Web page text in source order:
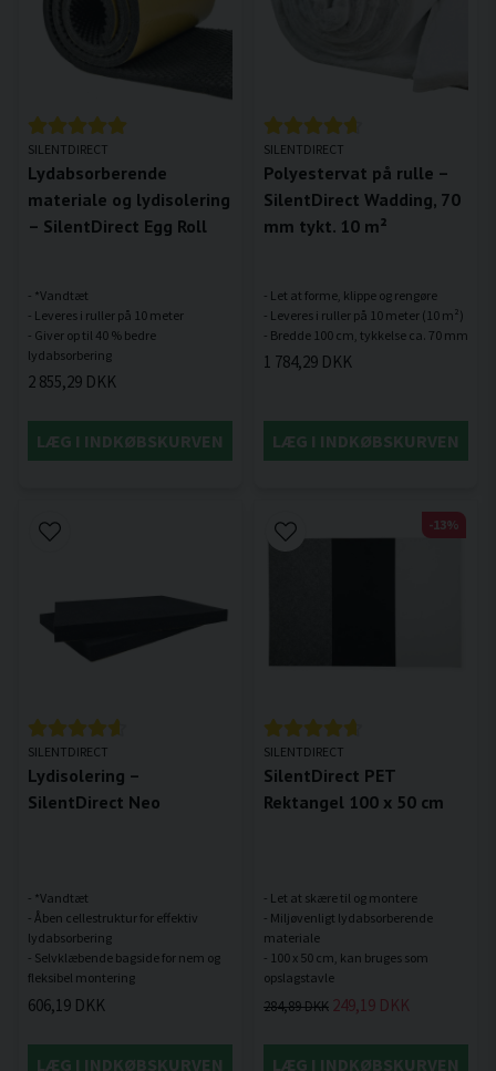
SILENTDIRECT
Lydabsorberende
materiale og lydisolering
– SilentDirect Egg Roll
- *Vandtæt
- Leveres i ruller på 10 meter
- Giver op til 40 % bedre
2 855,29 DKK
LÆG I INDKØBSKURVEN
SILENTDIRECT
Polyestervat på rulle –
SilentDirect Wadding, 70
mm tykt. 10 m²
- Let at forme, klippe og rengøre
- Leveres i ruller på 10 meter (10 m²)
1 784,29 DKK
LÆG I INDKØBSKURVEN
SILENTDIRECT
Lydisolering –
SilentDirect Neo
- *Vandtæt
- Åben cellestruktur for effektiv
lydabsorbering
- Selvklæbende bagside for nem og
606,19 DKK
LÆG I INDKØBSKURVEN
SILENTDIRECT
SilentDirect PET
Rektangel 100 x 50 cm
- Let at skære til og montere
- Miljøvenligt lydabsorberende
materiale
- 100 x 50 cm, kan bruges som
284,89 DKK 249,19 DKK
LÆG I INDKØBSKURVEN
-13%